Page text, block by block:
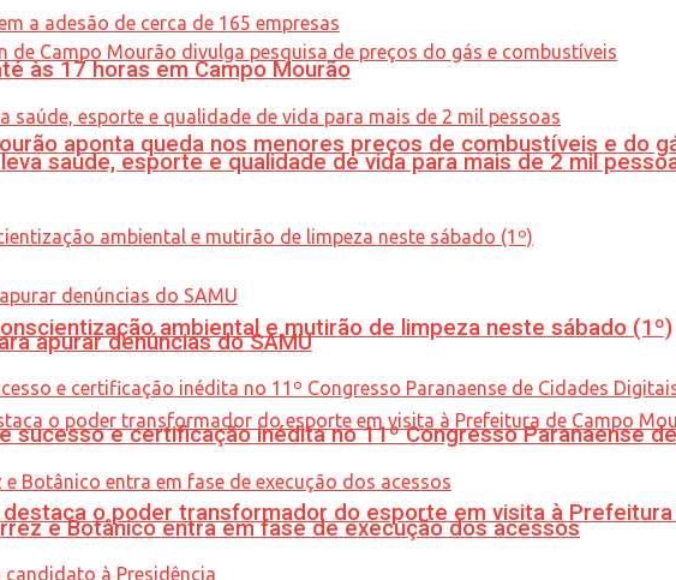
aponta queda nos menores preços de combustíveis e do
ambiental e mutirão de limpeza neste sábado (1º)
destaca o poder transformador do esporte em visita à
às 17 horas em Campo Mourão
saúde, esporte e qualidade de vida para mais de 2 mil
apurar denúncias do SAMU
sucesso e certificação inédita no 11º Congresso Paranaense
e Botânico entra em fase de execução dos acessos